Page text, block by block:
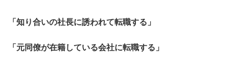
「知り合いの社長に誘われて転職する」
「元同僚が在籍している会社に転職する」